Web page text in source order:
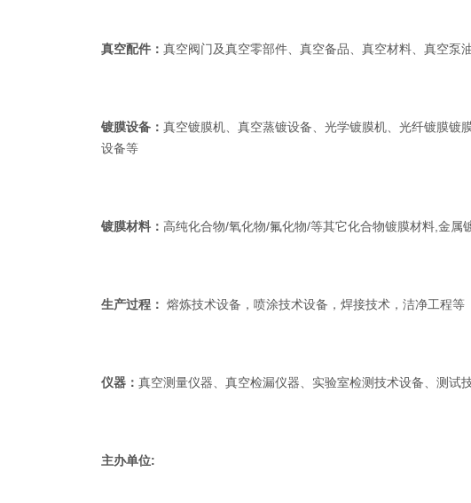
真空配件： 真空阀门及真空零部件、真空备品、真空材料、真空泵
镀膜设备： 真空镀膜机、真空蒸镀设备、光学镀膜机、光纤镀膜镀
设备等
镀膜材料： 高纯化合物/氧化物/氟化物/等其它化合物镀膜材料,金
生产过程： 熔炼技术设备，喷涂技术设备，焊接技术，洁净工程等
仪器： 真空测量仪器、真空检漏仪器、实验室检测技术设备、测试
主办单位: